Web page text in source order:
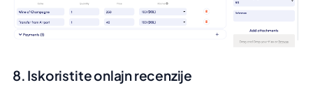
8. Iskoristite onlajn recenzije